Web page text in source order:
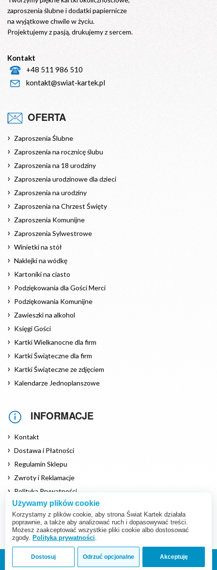
zaproszenia ślubne i dodatki papiernicze
na wyjątkowe chwile w życiu.
Projektujemy z pasją, drukujemy z sercem.
Kontakt
+48 511 986 510
kontakt@swiat-kartek.pl
OFERTA
Zaproszenia Ślubne
Zaproszenia na rocznicę ślubu
Zaproszenia na 18 urodziny
Zaproszenia urodzinowe dla dzieci
Zaproszenia na urodziny
Zaproszenia na Chrzest Święty
Zaproszenia Komunijne
Zaproszenia Sylwestrowe
Winietki na stół
Naklejki na wódkę
Kartoniki na ciasto
Podziękowania dla Gości Merci
Podziękowania Komunijne
Zawieszki na alkohol
Księgi Gości
Kartki Wielkanocne dla firm
Kartki Świąteczne dla firm
Kartki Świąteczne ze zdjęciem
Kalendarze Jednoplanszowe
INFORMACJE
Kontakt
Dostawa i Płatności
Regulamin Sklepu
Zwroty i Reklamacje
Polityka Prywatności
Polityka Cookies
Używamy plików cookie
Korzystamy z plików cookie, aby strona Świat Kartek działała
poprawnie, a także aby analizować ruch i dopasowywać treści.
Możesz zaakceptować wszystkie pliki cookie albo dostosować
zgody. Polityka prywatności.
Dostosuj Odrzuć opcjonalne Akceptuję